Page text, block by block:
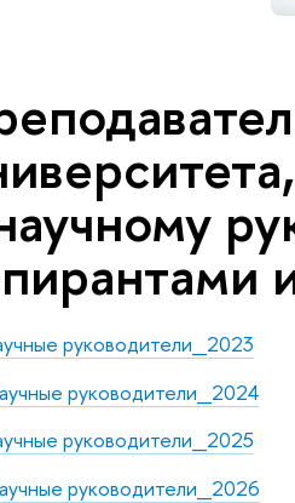
руководители_2023
руководители_2024
руководители_2025
руководители_2026